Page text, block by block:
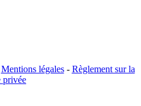
Mentions légales- Règlement sur la
privée